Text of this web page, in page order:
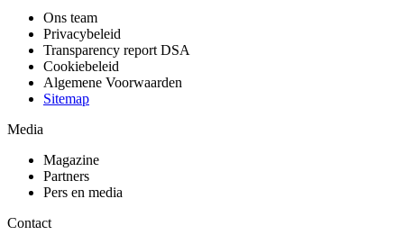
Ons team
Privacybeleid
Transparency report DSA
Cookiebeleid
Algemene Voorwaarden
Sitemap
Media
Magazine
Partners
Pers en media
Contact